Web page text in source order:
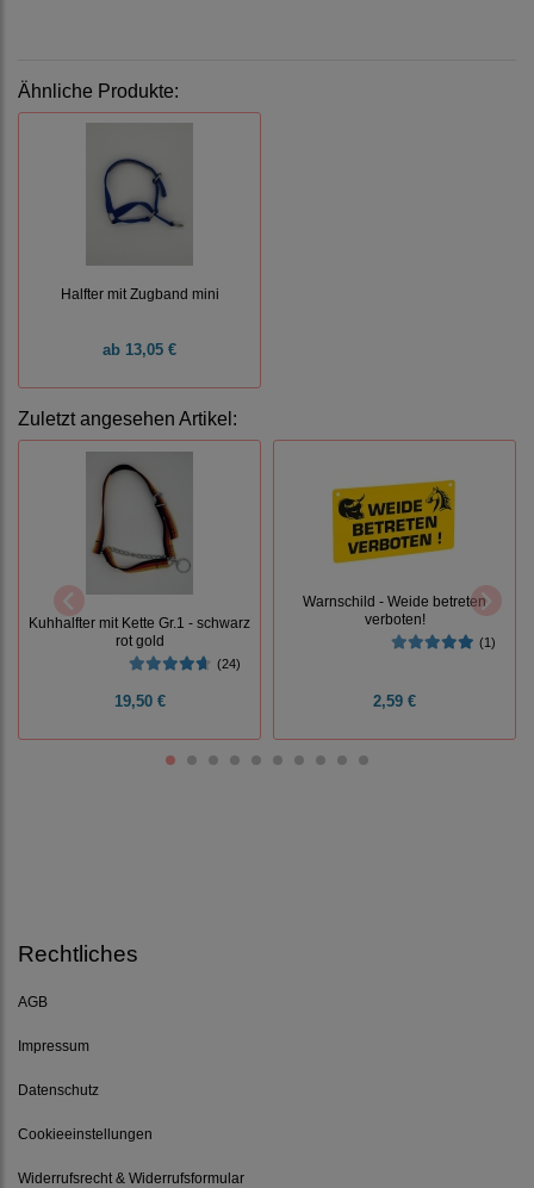
Ähnliche Produkte:
Halfter mit Zugband mini
ab 13,05 €
Zuletzt angesehen Artikel:
Kuhhalfter mit Kette Gr.1 - schwarz
rot gold
(24)
19,50 €
Warnschild - Weide betreten
verboten!
(1)
2,59 €
Rechtliches
AGB
Impressum
Datenschutz
Cookieeinstellungen
Widerrufsrecht & Widerrufsformular